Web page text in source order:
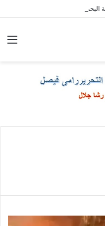
الشقيقة